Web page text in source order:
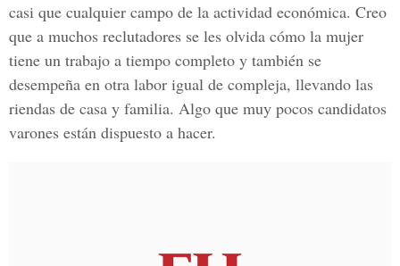
casi que cualquier campo de la actividad económica. Creo
que a muchos reclutadores se les olvida cómo la mujer
tiene un trabajo a tiempo completo y también se
desempeña en otra labor igual de compleja, llevando las
riendas de casa y familia. Algo que muy pocos candidatos
varones están dispuesto a hacer.